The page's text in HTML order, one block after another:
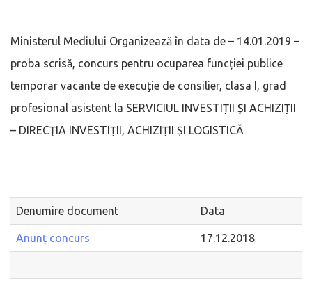
Ministerul Mediului Organizează în data de – 14.01.2019 –
proba scrisă, concurs pentru ocuparea funcției publice
temporar vacante de execuție de consilier, clasa I, grad
profesional asistent la SERVICIUL INVESTIȚII ȘI ACHIZIȚII
– DIRECŢIA INVESTIȚII, ACHIZIȚII ȘI LOGISTICĂ
Denumire document Data
Anunț concurs 17.12.2018